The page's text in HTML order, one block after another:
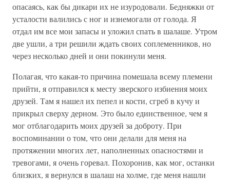
опасаясь, как бы дикари их не изуродовали. Бедняжки от
усталости валились с ног и изнемогали от голода. Я
отдал им все мои запасы и уложил спать в шалаше. Утром
две ушли, а три решили ждать своих соплеменников, но
через несколько дней и они покинули меня.
Полагая, что какая-то причина помешала всему племени
прийти, я отправился к месту зверского избиения моих
друзей. Там я нашел их пепел и кости, сгреб в кучу и
прикрыл сверху дерном. Это было единственное, чем я
мог отблагодарить моих друзей за доброту. При
воспоминании о том, что они делали для меня на
протяжении многих лет, наполненных опасностями и
тревогами, я очень горевал. Похоронив, как мог, останки
близких, я вернулся в шалаш на холме, где меня нашли